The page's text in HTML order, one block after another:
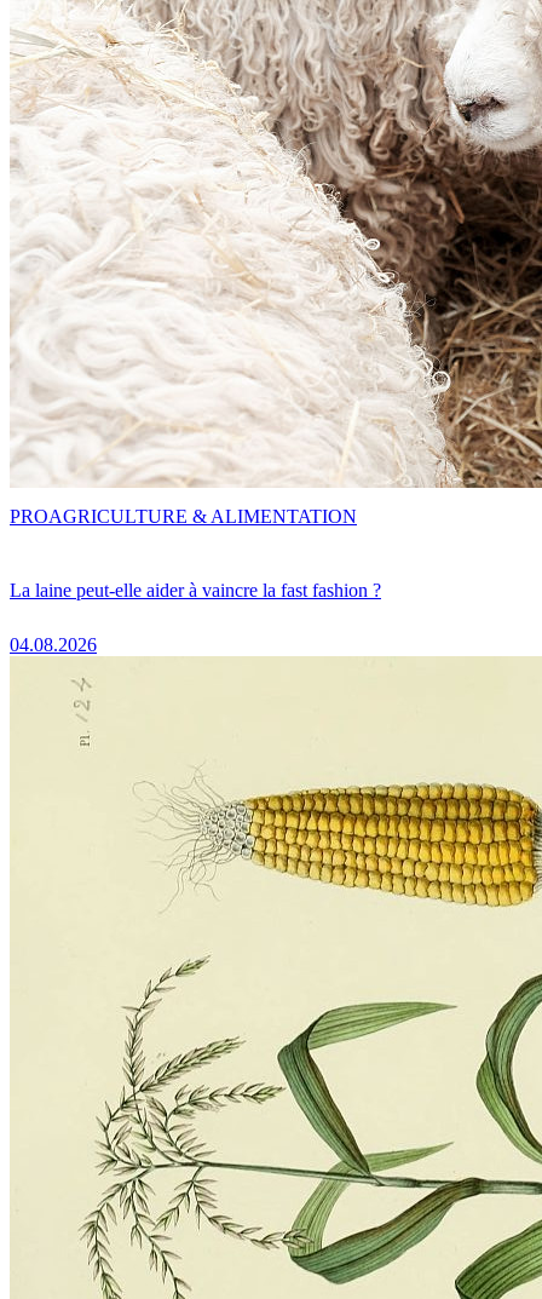
La laine peut-elle aider à vaincre la fast fashion ?
04.08.2026
PROAGRICULTURE & ALIMENTATION